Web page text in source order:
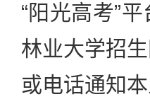
“阳光高考”
林业大学招
或电话通知本